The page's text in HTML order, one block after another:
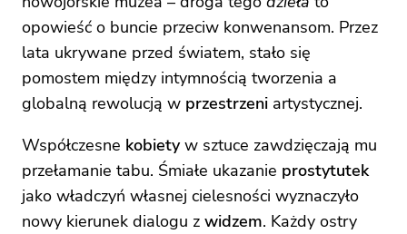
opowieść o buncie przeciw konwenansom. Przez
lata ukrywane przed światem, stało się
pomostem między intymnością tworzenia a
globalną rewolucją w przestrzeni artystycznej.
Współczesne kobietyw sztuce zawdzięczają mu
przełamanie tabu. Śmiałe ukazanie prostytutek
jako władczyń własnej cielesności wyznaczyło
nowy kierunek dialogu z widzem. Każdy ostry